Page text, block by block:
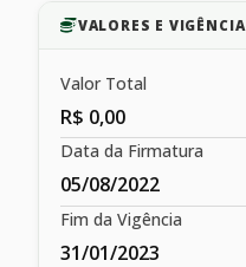
VALORES E VIGÊNCIA
Valor Total
R$ 0,00
Data da Firmatura
05/08/2022
Fim da Vigência
31/01/2023